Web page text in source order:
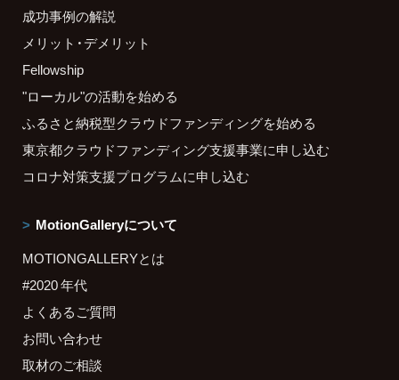
成功事例の解説
メリット・デメリット
Fellowship
"ローカル"の活動を始める
ふるさと納税型クラウドファンディングを始める
東京都クラウドファンディング支援事業に申し込む
コロナ対策支援プログラムに申し込む
MotionGalleryについて
MOTIONGALLERYとは
#2020 年代
よくあるご質問
お問い合わせ
取材のご相談